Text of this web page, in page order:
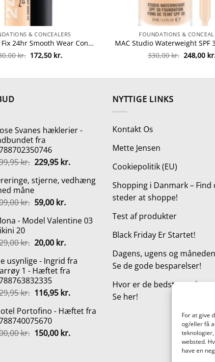
For at give
og/eller få
websted.
have en
& CONCEALERS
MAC Studio Fix 24hr Smooth Wear Concealer 7 ml – NC25 fra MAC Cosmetics
kr. Den
oprindelige
172,50 kr.
FOUNDATIONS &
330,00kr. Den
248,00
Svanes hæklerier -
fra
kr. Den
pris
var:
299,95 kr..
229,95 kr.Den
pris
stjerne, vedhæng
måne
kr. Den
pris
109,00 kr..
59,00 kr.Den
pris
59,00 kr..
- Model Valentine 03
20
kr. Den
pris
var:
229,00 kr..
20,00 kr.Den
pris
er:
usynlige - Ingrid fra
1 - Hæftet fra
kr. Den
pris
var:
129,95 kr..
116,95 kr.Den
pris
116,95 kr..
Portofino - Hæftet fra
kr. Den
150,00 kr.Den
NYTTIGE LINKS
Kontakt Os
Mette Jensen
Cookiepolitik (EU)
Shopping i Danmark – Find
steder at shoppe!
Test af produkter
Black Friday Er Startet!
Dagens, ugens og
Se de gode besparelser!
Hvor er de bedste steder
Se her!